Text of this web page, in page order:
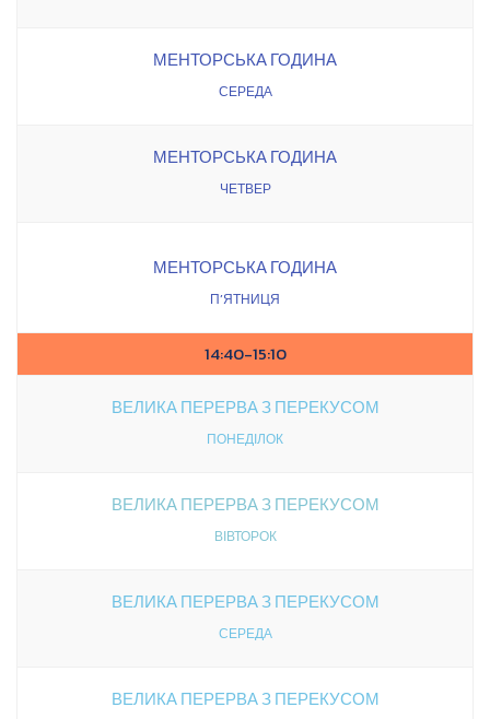
МЕНТОРСЬКА ГОДИНА
СЕРЕДА
МЕНТОРСЬКА ГОДИНА
ЧЕТВЕР
МЕНТОРСЬКА ГОДИНА
П’ЯТНИЦЯ
14:40-15:10
ВЕЛИКА ПЕРЕРВА З ПЕРЕКУСОМ
ПОНЕДІЛОК
ВЕЛИКА ПЕРЕРВА З ПЕРЕКУСОМ
ВІВТОРОК
ВЕЛИКА ПЕРЕРВА З ПЕРЕКУСОМ
СЕРЕДА
ВЕЛИКА ПЕРЕРВА З ПЕРЕКУСОМ